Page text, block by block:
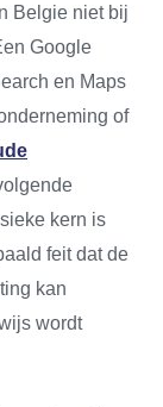
Belgie niet bij
Google
en Maps
of
kern is
feit dat de
kan
wordt